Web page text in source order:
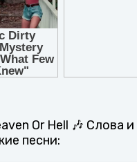
Or Hell 🎶 Слова и
песни: